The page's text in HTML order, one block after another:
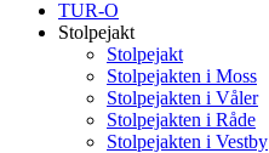
TUR-O
Stolpejakt
Stolpejakt
Stolpejakten i Moss
Stolpejakten i Våler
Stolpejakten i Råde
Stolpejakten i Vestby